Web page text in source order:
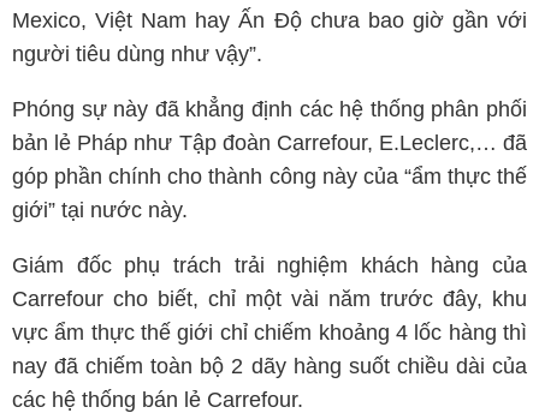
Mexico, Việt Nam hay Ấn Độ chưa bao giờ gần với
người tiêu dùng như vậy”.
Phóng sự này đã khẳng định các hệ thống phân phối
bản lẻ Pháp như Tập đoàn Carrefour, E.Leclerc,… đã
góp phần chính cho thành công này của “ẩm thực thế
giới” tại nước này.
Giám đốc phụ trách trải nghiệm khách hàng của
Carrefour cho biết, chỉ một vài năm trước đây, khu
vực ẩm thực thế giới chỉ chiếm khoảng 4 lốc hàng thì
nay đã chiếm toàn bộ 2 dãy hàng suốt chiều dài của
các hệ thống bán lẻ Carrefour.